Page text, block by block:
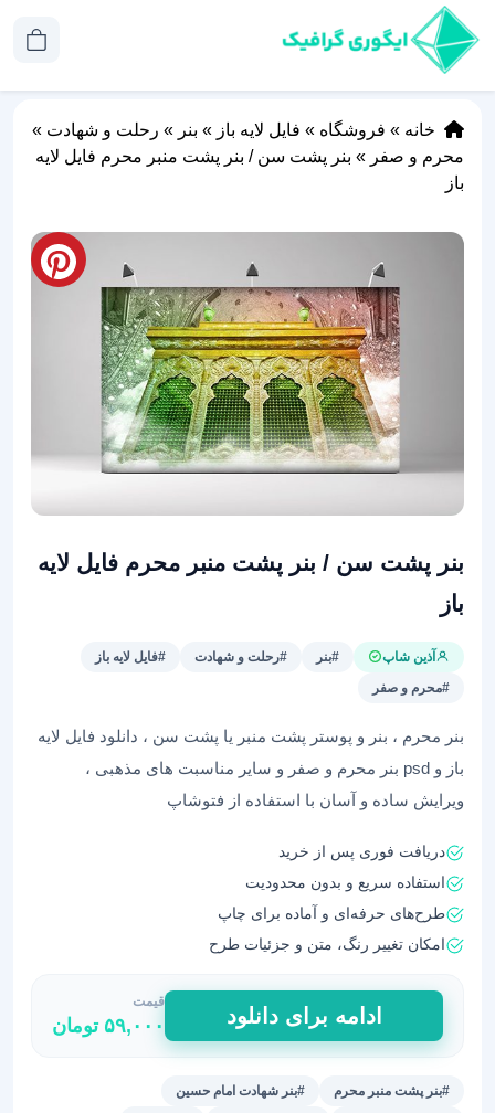
خانه » فروشگاه » فایل لایه باز » بنر » رحلت و شهادت »
محرم و صفر » بنر پشت سن / بنر پشت منبر محرم فایل لایه
باز
بنر پشت سن / بنر پشت منبر محرم فایل لایه
باز
آذین شاپ #بنر #رحلت و شهادت
#فایل لایه باز
#محرم و صفر
بنر محرم ، بنر و پوستر پشت منبر یا پشت سن ، دانلود فایل لایه
باز و psd بنر محرم و صفر و سایر مناسبت های مذهبی ،
ویرایش ساده و آسان با استفاده از فتوشاپ
دریافت فوری پس از خرید
استفاده سریع و بدون محدودیت
طرح‌های حرفه‌ای و آماده برای چاپ
امکان تغییر رنگ، متن و جزئیات طرح
بنر
پشت
سن
ادامه برای دانلود
قیمت
۵۹,۰۰۰ تومان
#بنر پشت منبر محرم
#بنر شهادت امام حسین